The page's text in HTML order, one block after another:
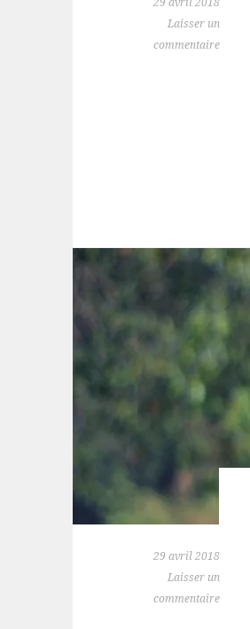
29 avril 2018
Laisser un
commentaire
29 avril 2018
Laisser un
commentaire